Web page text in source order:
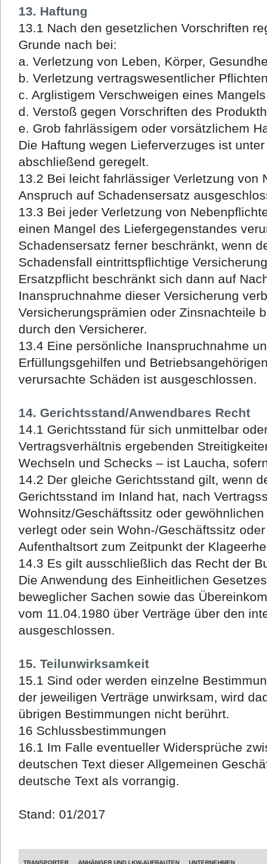
13. Haftung
13.1 Nach den gesetzlichen Vorschriften
Grunde nach bei:
a. Verletzung von Leben, Körper,
b. Verletzung vertragswesentlicher
c. Arglistigem Verschweigen eines
d. Verstoß gegen Vorschriften des
e. Grob fahrlässigem oder vorsätzlichem
Die Haftung wegen Lieferverzuges ist
abschließend geregelt.
13.2 Bei leicht fahrlässiger Verletzung von
Anspruch auf Schadensersatz
13.3 Bei jeder Verletzung von
einen Mangel des Liefergegenstandes
Schadensersatz ferner beschränkt, wenn
Schadensfall eintrittspflichtige
Ersatzpflicht beschränkt sich dann auf
Inanspruchnahme dieser Versicherung
Versicherungsprämien oder Zinsnachteile
durch den Versicherer.
13.4 Eine persönliche Inanspruchnahme
Erfüllungsgehilfen und
verursachte Schäden ist ausgeschlossen.
14. Gerichtsstand/Anwendbares Recht
14.1 Gerichtsstand für sich unmittelbar
Vertragsverhältnis ergebenden
Wechseln und Schecks – ist Laucha,
14.2 Der gleiche Gerichtsstand gilt, wenn
Gerichtsstand im Inland hat, nach
Wohnsitz/Geschäftssitz oder
verlegt oder sein Wohn-/Geschäftssitz
Aufenthaltsort zum Zeitpunkt der
14.3 Es gilt ausschließlich das Recht der
Die Anwendung des Einheitlichen
beweglicher Sachen sowie das
vom 11.04.1980 über Verträge über den
ausgeschlossen.
15. Teilunwirksamkeit
15.1 Sind oder werden einzelne
der jeweiligen Verträge unwirksam, wird
übrigen Bestimmungen nicht berührt.
16 Schlussbestimmungen
16.1 Im Falle eventueller Widersprüche
deutschen Text dieser Allgemeinen
deutsche Text als vorrangig.
Stand: 01/2017
TRANSPORTER
ANHÄNGER UND LKW-AUFBAUTEN
UNTERNEHMEN